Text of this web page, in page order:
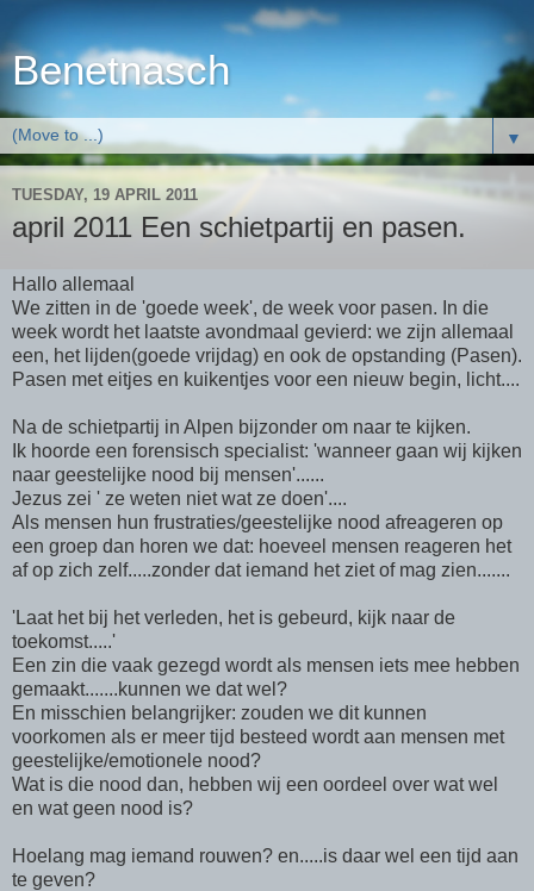
Benetnasch
▼
TUESDAY, 19 APRIL 2011
april 2011 Een schietpartij en pasen.
Hallo allemaal
We zitten in de 'goede week', de week voor pasen. In die
week wordt het laatste avondmaal gevierd: we zijn allemaal
een, het lijden(goede vrijdag) en ook de opstanding (Pasen).
Pasen met eitjes en kuikentjes voor een nieuw begin, licht....
Na de schietpartij in Alpen bijzonder om naar te kijken.
Ik hoorde een forensisch specialist: 'wanneer gaan wij kijken
naar geestelijke nood bij mensen'......
Jezus zei ' ze weten niet wat ze doen'....
Als mensen hun frustraties/geestelijke nood afreageren op
een groep dan horen we dat: hoeveel mensen reageren het
af op zich zelf.....zonder dat iemand het ziet of mag zien.......
'Laat het bij het verleden, het is gebeurd, kijk naar de
toekomst.....'
Een zin die vaak gezegd wordt als mensen iets mee hebben
gemaakt.......kunnen we dat wel?
En misschien belangrijker: zouden we dit kunnen
voorkomen als er meer tijd besteed wordt aan mensen met
geestelijke/emotionele nood?
Wat is die nood dan, hebben wij een oordeel over wat wel
en wat geen nood is?
Hoelang mag iemand rouwen? en.....is daar wel een tijd aan
te geven?